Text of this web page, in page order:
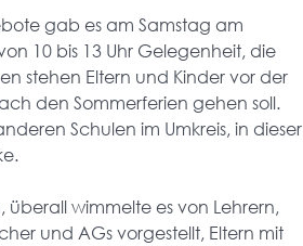
gab es am Samstag am
10 bis 13 Uhr Gelegenheit, die
stehen Eltern und Kinder vor der
den Sommerferien gehen soll.
Schulen im Umkreis, in dieser
wimmelte es von Lehrern,
und AGs vorgestellt, Eltern mit